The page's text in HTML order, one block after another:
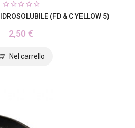
(FD & C YELLOW 5)
2,50 €